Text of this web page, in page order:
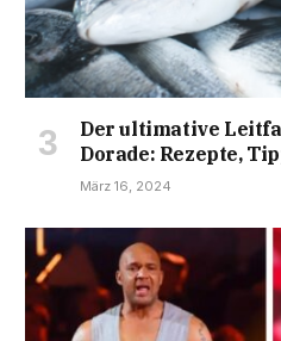
Der ultimative
Dorade: Rezepte,
März 16, 2024